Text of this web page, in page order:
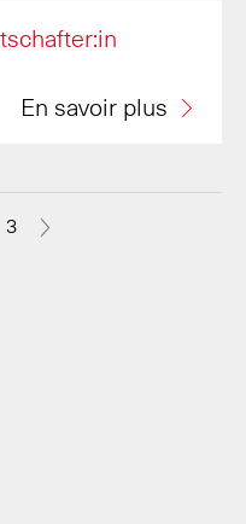
En savoir plus
3